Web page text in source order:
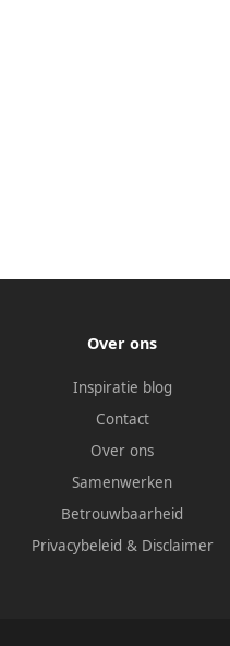
Over ons
Inspiratie blog
Contact
Over ons
Samenwerken
Betrouwbaarheid
Privacybeleid & Disclaimer